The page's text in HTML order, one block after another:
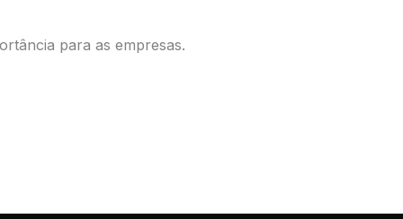
para as empresas.